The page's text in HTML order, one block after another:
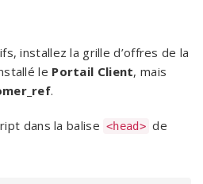
installez la grille d’offres de la
le Portail Client, mais
.
dans la balise <head> de